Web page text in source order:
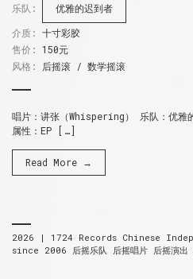
乐队:
优雅的迟到者
介质: 十寸彩胶
售价: 150元
风格:
后摇滚 / 数学摇滚
唱片：讲张（Whispering） 乐队：优雅
属性：EP […]
Read More →
2026 | 1724 Records Chinese
since 2006
后摇乐队 后摇唱片 后摇演出